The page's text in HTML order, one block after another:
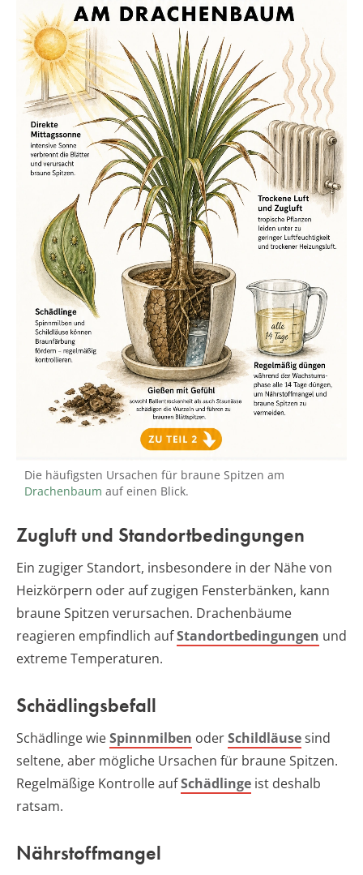
Die häufigsten Ursachen für braune Spitzen am
Drachenbaum auf einen Blick.
Zugluft und Standortbedingungen
Ein zugiger Standort, insbesondere in der Nähe von
Heizkörpern oder auf zugigen Fensterbänken, kann
braune Spitzen verursachen. Drachenbäume
reagieren empfindlich aufStandortbedingungen und
extreme Temperaturen.
Schädlingsbefall
Schädlinge wieSpinnmilben oderSchildläusesind
seltene, aber mögliche Ursachen für braune Spitzen.
Regelmäßige Kontrolle aufSchädlinge ist deshalb
ratsam.
Nährstoffmangel